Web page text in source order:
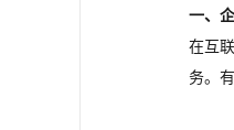
一、
在互
务。